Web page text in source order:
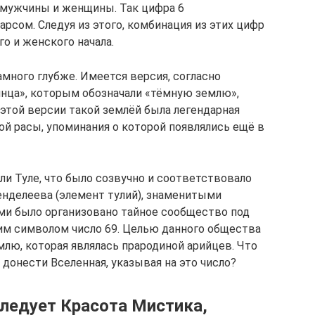
и женщины. Так цифра 6
Следуя из этого, комбинация из этих цифр
и женского начала.
глубже. Имеется версия, согласно
которым обозначали «тёмную землю»,
версии такой землёй была легендарная
расы, упоминания о которой появлялись ещё в
Туле, что было созвучно и соответствовало
(элемент тулий), знаменитыми
было организовано тайное сообщество под
символом число 69. Целью данного общества
которая являлась прародиной арийцев. Что
Вселенная, указывая на это число?
Красота Мистика,